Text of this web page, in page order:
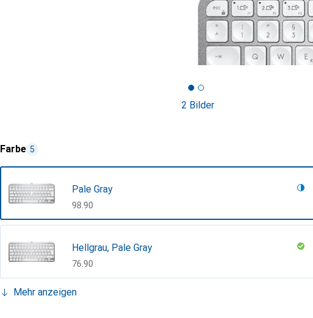
2 Bilder
Farbe 5
Pale Gray
CHF
98.90
Hellgrau, Pale Gray
CHF
76.90
Mehr anzeigen